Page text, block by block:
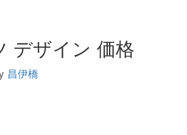
デザイン 価格
昌伊橋